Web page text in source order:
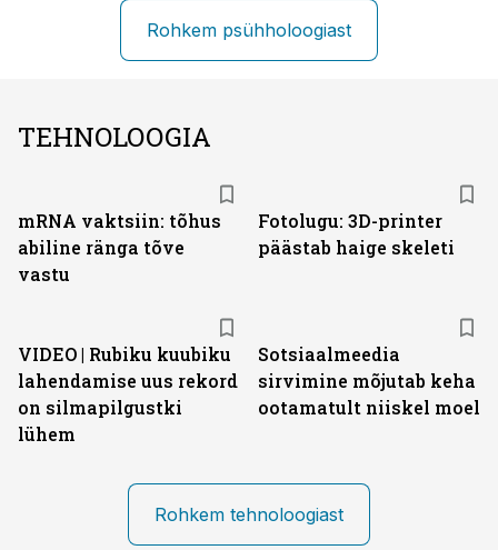
Rohkem psühholoogiast
TEHNOLOOGIA
mRNA vaktsiin: tõhus
abiline ränga tõve
vastu
Fotolugu: 3D-printer
päästab haige skeleti
VIDEO | Rubiku kuubiku
lahendamise uus rekord
on silmapilgustki
lühem
Sotsiaalmeedia
sirvimine mõjutab keha
ootamatult niiskel moel
Rohkem tehnoloogiast